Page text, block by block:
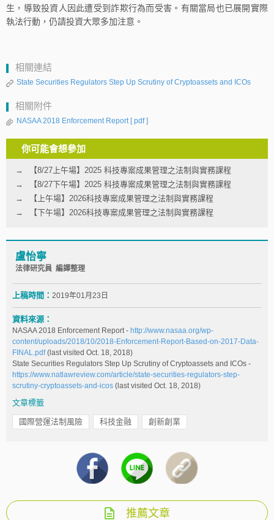
生，導致投資人因此遭受到詐欺行為而受害。有關當局也已展開實際
執法行動，仍請投資大眾多加注意。
相關連結
State Securities Regulators Step Up Scrutiny of Cryptoassets and ICOs
相關附件
NASAA 2018 Enforcement Report [ pdf ]
你可能會想參加
【8/27上午場】2025 科技專案成果管理之法制與實務課程
【8/27下午場】2025 科技專案成果管理之法制與實務課程
【上午場】2026科技專案成果管理之法制與實務課程
【下午場】2026科技專案成果管理之法制與實務課程
盧怡寧
法律研究員 編譯整理
上稿時間： 2019年01月23日
資料來源：
NASAA 2018 Enforcement Report - http://www.nasaa.org/wp-
content/uploads/2018/10/2018-Enforcement-Report-Based-on-2017-Data-
FINAL.pdf(last visited Oct. 18, 2018)
State Securities Regulators Step Up Scrutiny of Cryptoassets and ICOs -
https://www.natlawreview.com/article/state-securities-regulators-step-
scrutiny-cryptoassets-and-icos (last visited Oct. 18, 2018)
文章標籤
國際營運法制風險 科技金融 創新創業
推薦文章